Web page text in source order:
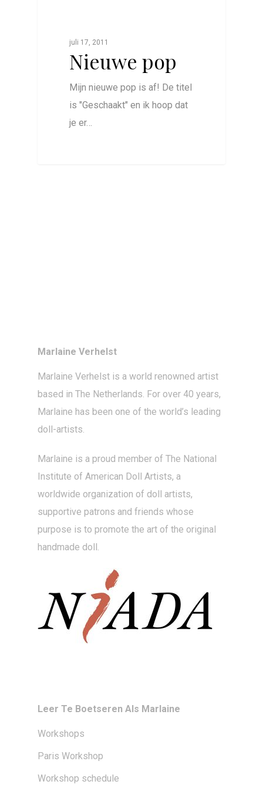
juli 17, 2011
Nieuwe pop
Mijn nieuwe pop is af! De titel
is "Geschaakt" en ik hoop dat
je er…
Marlaine Verhelst
Marlaine Verhelst is a world renowned artist
based in The Netherlands. For over 40 years,
Marlaine has been one of the world’s leading
doll-artists.
Marlaine is a proud member of The National
Institute of American Doll Artists, a
worldwide organization of doll artists,
supportive patrons and friends whose
purpose is to promote the art of the original
handmade doll.
Leer Te Boetseren Als Marlaine
Workshops
Paris Workshop
Workshop schedule